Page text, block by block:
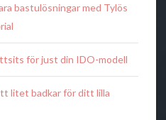
bastulösningar med Tylös
för just din IDO-modell
litet badkar för ditt lilla